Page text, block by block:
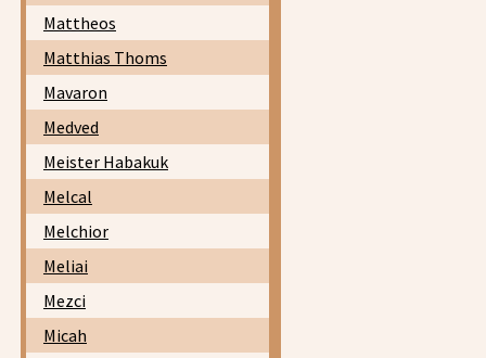
Mattheos
Matthias Thoms
Mavaron
Medved
Meister Habakuk
Melcal
Melchior
Meliai
Mezci
Micah